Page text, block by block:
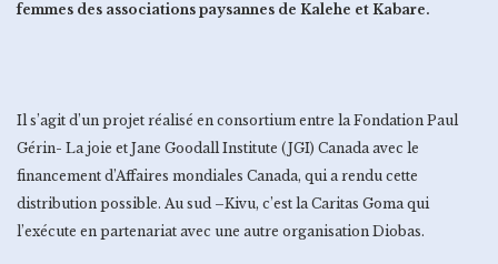
femmes des associations paysannes de Kalehe et Kabare.
Il s’agit d’un projet réalisé en consortium entre la Fondation Paul
Gérin- La joie et Jane Goodall Institute (JGI) Canada avec le
financement d’Affaires mondiales Canada, qui a rendu cette
distribution possible. Au sud –Kivu, c’est la Caritas Goma qui
l’exécute en partenariat avec une autre organisation Diobas.